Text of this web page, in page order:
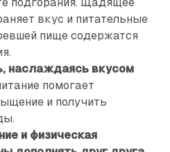
подгорания. Щадящее
вкус и питательные
пище содержатся
наслаждаясь вкусом
помогает
и получить
и физическая